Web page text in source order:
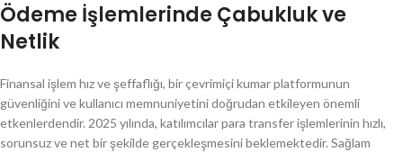
Ödeme İşlemlerinde Çabukluk ve
Netlik
Finansal işlem hız ve şeffaflığı, bir çevrimiçi kumar platformunun
güvenliğini ve kullanıcı memnuniyetini doğrudan etkileyen önemli
etkenlerdendir. 2025 yılında, katılımcılar para transfer işlemlerinin hızlı,
sorunsuz ve net bir şekilde gerçekleşmesini beklemektedir. Sağlam